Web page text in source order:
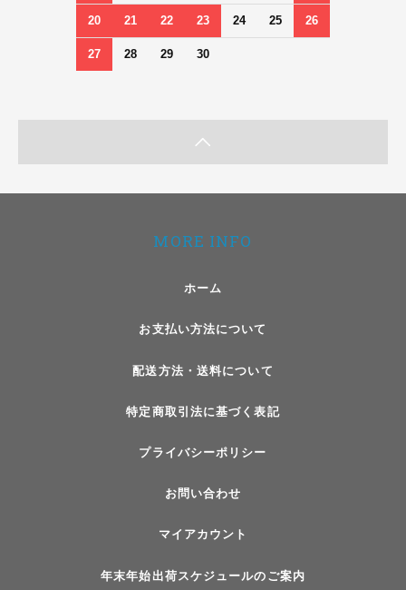
20 21 22 23 24 25 26
27 28 29 30
MORE INFO
ホーム
お支払い方法について
配送方法・送料について
特定商取引法に基づく表記
プライバシーポリシー
お問い合わせ
マイアカウント
年末年始出荷スケジュールのご案内